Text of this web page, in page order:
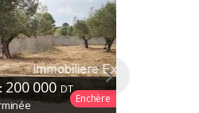
200 000DT
Enchère